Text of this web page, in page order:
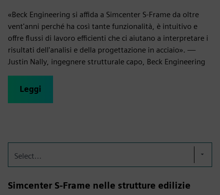
«Beck Engineering si affida a Simcenter S-Frame da oltre
vent'anni perché ha così tante funzionalità, è intuitivo e
offre flussi di lavoro efficienti che ci aiutano a interpretare i
risultati dell'analisi e della progettazione in acciaio». —
Justin Nally, ingegnere strutturale capo, Beck Engineering
Leggi
Select...
Simcenter S-Frame nelle strutture edilizie